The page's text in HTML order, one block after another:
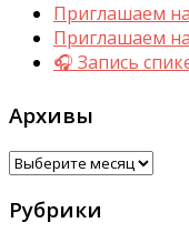
Приглашаем
Приглашаем
🎧 Запись
Архивы
Архивы
Рубрики